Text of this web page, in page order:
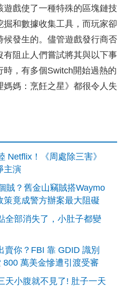
遊戲使了一種特殊的區塊鏈技
和數據收集工具，而玩家卻
候發生的。儘管遊戲發行商否
有阻止人們嘗試將其與以下事
，有多個Switch開始過熱的
媽：烹飪之星》都很令人失
Netflix！《周處除三害》
主演
賊？舊金山竊賊搭Waymo
策竟成警方辦案最大阻礙
全部消失了，小肚子都變
賣你？FBI 靠 GDID 識別
萬美金慘遭引渡受審
天小腹就不見了! 肚子一天